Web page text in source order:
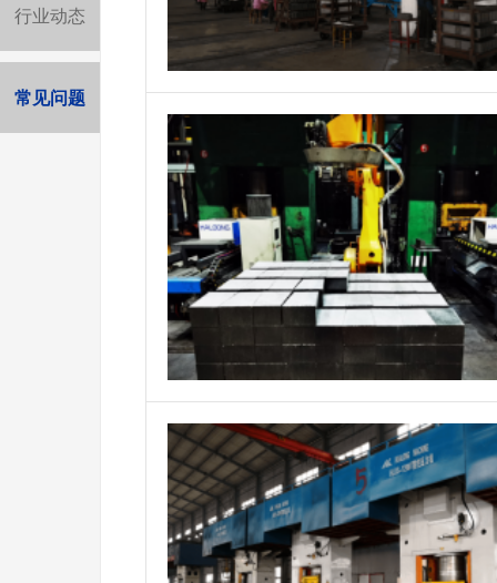
行业动态
常见问题